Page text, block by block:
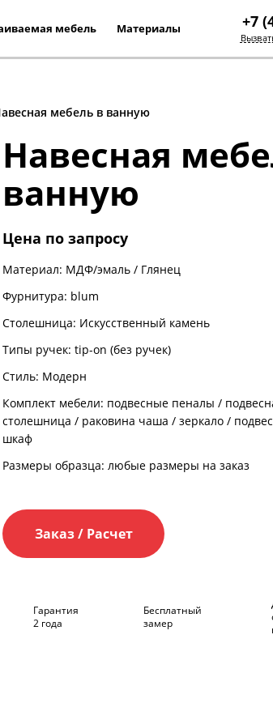
кухни
кухни
мебель Материалы +7
мебель в ванную
Навесная
ванную
Цена по запросу
Материал: МДФ/эмаль / Глянец
Фурнитура: blum
Столешница: Искусственный камень
Типы ручек: tip-on (без ручек)
Стиль: Модерн
Комплект мебели: подвесные пеналы /
столешница / раковина чаша / зеркало /
шкаф
Размеры образца: любые размеры на заказ
Заказ / Расчет
Гарантия
2 года
Бесплатный
замер